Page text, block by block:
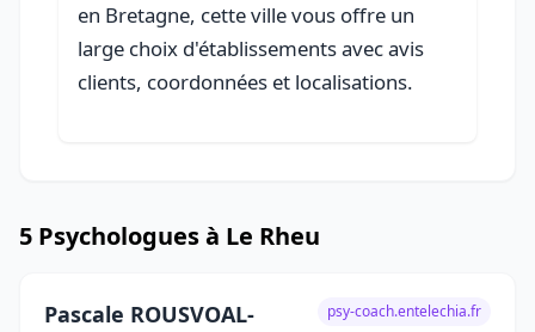
en Bretagne, cette ville vous offre un
large choix d'établissements avec avis
clients, coordonnées et localisations.
5 Psychologues à Le Rheu
Pascale ROUSVOAL-
psy-coach.entelechia.fr